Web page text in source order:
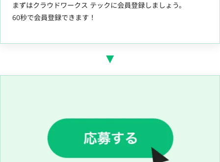
まずはクラウドワークス テックに会員登録しましょう。
60秒で会員登録できます！